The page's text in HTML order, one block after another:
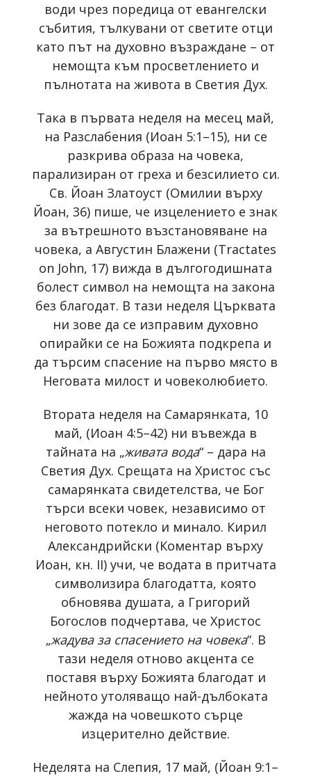
води чрез поредица от евангелски
събития, тълкувани от светите отци
като път на духовно възраждане – от
немощта към просветлението и
пълнотата на живота в Светия Дух.
Така в първата неделя на месец май,
на Разслабения (Иоан 5:1–15), ни се
разкрива образа на човека,
парализиран от греха и безсилието си.
Св. Йоан Златоуст (Омилии върху
Йоан, 36) пише, че изцелението е знак
за вътрешното възстановяване на
човека, а Августин Блажени (Tractates
on John, 17) вижда в дългогодишната
болест символ на немощта на закона
без благодат. В тази неделя Църквата
ни зове да се изправим духовно
опирайки се на Божията подкрепа и
да търсим спасение на първо място в
Неговата милост и човеколюбието.
Втората неделя на Самарянката, 10
май, (Иоан 4:5–42) ни въвежда в
тайната на „живата вода“ – дара на
Светия Дух. Срещата на Христос със
самарянката свидетелства, че Бог
търси всеки човек, независимо от
неговото потекло и минало. Кирил
Александрийски (Коментар върху
Иоан, кн. II) учи, че водата в притчата
символизира благодатта, която
обновява душата, а Григорий
Богослов подчертава, че Христос
„жадува за спасението на човека“. В
тази неделя отново акцента се
поставя върху Божията благодат и
нейното утоляващо най-дълбоката
жажда на човешкото сърце
изцерително действие.
Неделята на Слепия, 17 май, (Йоан 9:1–